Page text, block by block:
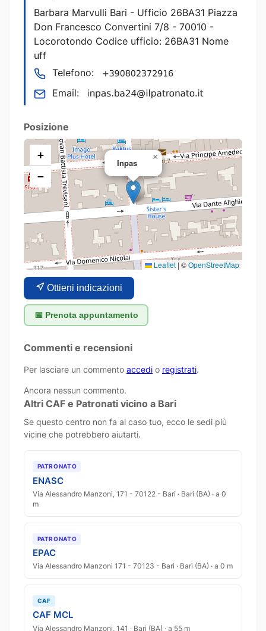
Barbara Marvulli Bari - Ufficio 26BA31 Piazza
Don Francesco Convertini 7/8 - 70010 -
Locorotondo Codice ufficio: 26BA31 Nome
uff
Telefono:
Email:
Posizione
Inpas
×
+
−
Leaflet | ©OpenStreetMap
Ottieni indicazioni
📅 Prenota appuntamento
Commenti e recensioni
Per lasciare un commento accedi o registrati.
Ancora nessun commento.
Altri CAF e Patronati vicino a Bari
Se questo centro non fa al caso tuo, ecco le sedi più
vicine che potrebbero aiutarti.
PATRONATO
ENASC
Via Alessandro Manzoni, 171 - 70122 - Bari · Bari (BA) · a 0
m
PATRONATO
EPAC
Via Alessandro Manzoni 171 - 70123 - Bari · Bari (BA) · a 0 m
CAF
CAF MCL
Via Alessandro Manzoni, 141 · Bari (BA) · a 55 m